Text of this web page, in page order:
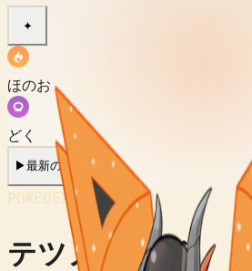
✦
ほのお
どく
▶最新の鳴き声
POKÉDEX No.#994
テツノドクガ